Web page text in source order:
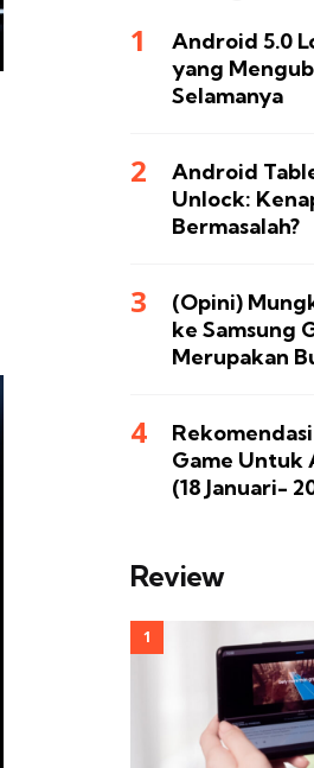
Android 5.0
yang
Selamanya
Android
Unlock:
Bermasalah?
(Opini)
ke Samsung
Merupakan
Game Untuk
(18 Januari-
Review